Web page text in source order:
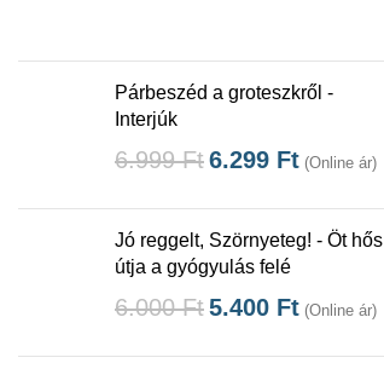
Párbeszéd a groteszkről -
Interjúk
6.999Ft6.299 Ft (Online ár)
Jó reggelt, Szörnyeteg! - Öt hős
útja a gyógyulás felé
6.000Ft5.400 Ft (Online ár)